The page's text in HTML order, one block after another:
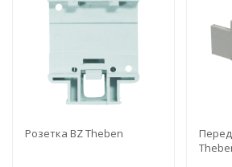
Розетка BZ Theben